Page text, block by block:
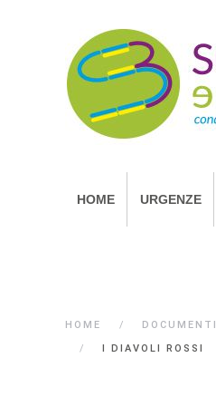
HOME URGENZE
HOME DOCUMENTI
I DIAVOLI ROSSI